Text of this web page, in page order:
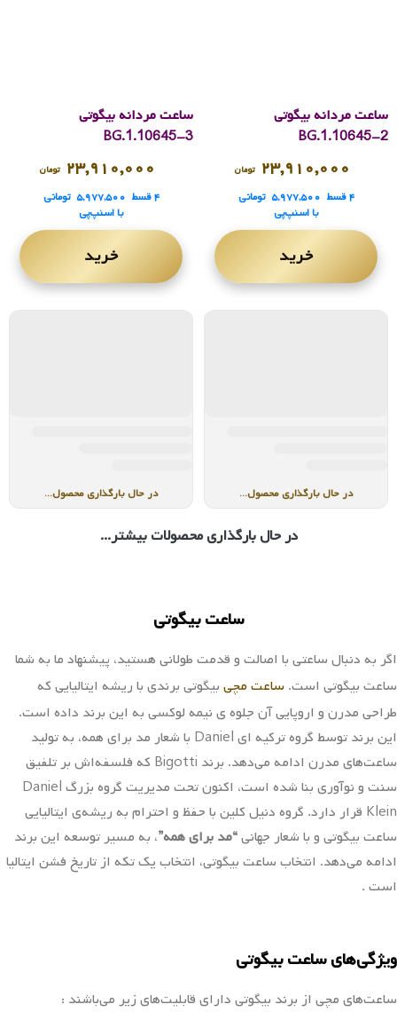
ساعت مردانه بیگوتی
BG.1.10645-2
۲۳,۹۱۰,۰۰۰ تومان
۴ قسط ۵,۹۷۷,۵۰۰ تومانی
با اسنپ‌پی
خرید
ساعت مردانه بیگوتی
BG.1.10645-3
۲۳,۹۱۰,۰۰۰ تومان
۴ قسط ۵,۹۷۷,۵۰۰ تومانی
با اسنپ‌پی
خرید
خرید
ساعت زنانه بیگوتی
BG.1.10615-7
خرید
BG.1.10610-1E
۱۰,۹۰۰,۰۰۰ ۱۰,۹۰۰,۰۰۰